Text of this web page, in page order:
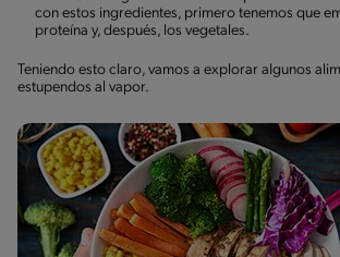
con estos ingredientes, primero tenemos que
proteína y, después, los vegetales.
Teniendo esto claro, vamos a explorar algunos
estupendos al vapor.